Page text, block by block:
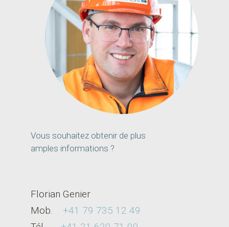
Vous souhaitez obtenir de plus
amples informations ?
Florian Genier
Mob. +41 79 735 12 49